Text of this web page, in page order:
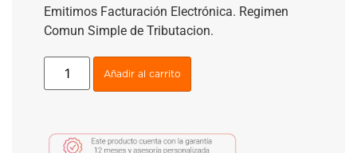
Emitimos Facturación Electrónica. Regimen
Comun Simple de Tributacion.
Añadir al carrito